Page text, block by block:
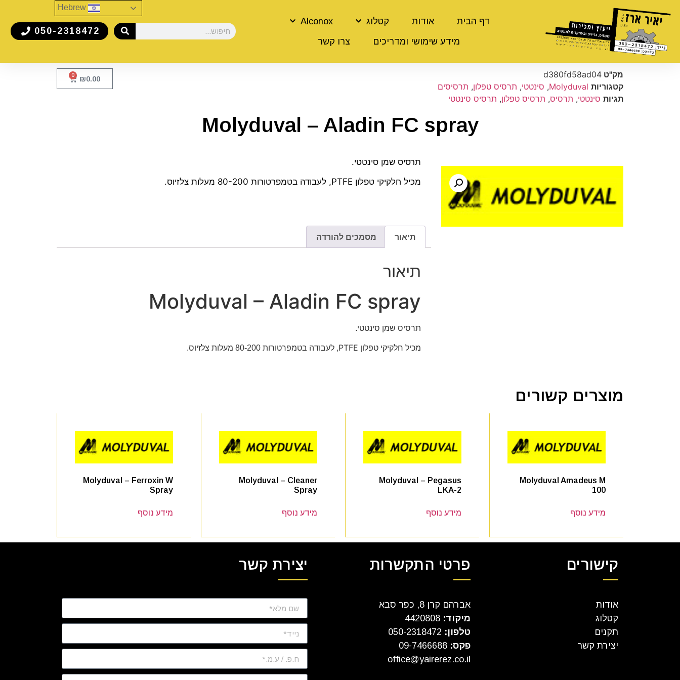
דף הבית אודות קטלוג
Alconox
מידע שימושי ומדריכים
צרו קשר
050-2318472
מק"ט d380fd58ad04
קטגוריות Molyduval
, סינטטי, תרסיס טפלון, תרסיסים
תגיות סינטטי, תרסיס, תרסיס טפלון, תרסיס סינטטי
₪0.00
0
Molyduval – Aladin FC spray
תרסיס שמן סינטטי.
מכיל חלקיקי טפלון PTFE, לעבודה בטמפרטורות 80-200 מעלות צלזיוס.
תיאור מסמכים להורדה
תיאור
Molyduval – Aladin FC spray
תרסיס שמן סינטטי.
מכיל חלקיקי טפלון PTFE, לעבודה בטמפרטורות 80-200 מעלות צלזיוס.
מוצרים קשורים
Molyduval Amadeus M
100
מידע נוסף
Molyduval – Pegasus
LKA-2
מידע נוסף
Molyduval – Cleaner
Spray
מידע נוסף
Molyduval – Ferroxin W
Spray
מידע נוסף
קישורים
אודות
קטלוג
תקנים
יצירת קשר
פרטי התקשרות
אברהם קרן 8, כפר סבא
מיקוד:
טלפון:
פקס: 09-7466688
office@yairerez.co.il
יצירת קשר
Hebrew